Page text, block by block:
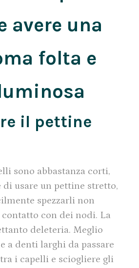
avere una
folta e
il pettine
sono abbastanza corti,
di usare un pettine stretto,
spezzarli non
contatto con dei nodi. La
deleteria. Meglio
a denti larghi da passare
i capelli e sciogliere gli